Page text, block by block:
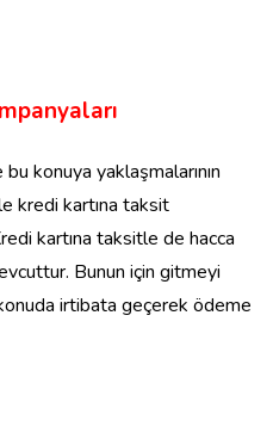
konuya yaklaşmalarının
kredi kartına taksit
kartına taksitle de hacca
Bunun için gitmeyi
irtibata geçerek ödeme